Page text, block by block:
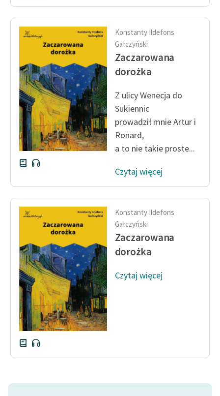
Popularyzacja
skandynawskiej literatury
feministycznej
Ręce pełne poezji
Kolekcje edukacyjne
twórców przechodzących
do domeny publicznej,
lektur szkolnych oraz
Starego Testamentu
Odkurzamy bohaterów
Lektur
O nas
Kontakt
O projekcie
Zespół
Zasady wykorzystania
Wolnych Lektur
Logotypy
Polityka prywatności
Konstanty Ildefons
Gałczyński
Zaczarowana
dorożka
Z ulicy Wenecja do
Sukiennic
prowadził mnie Artur i
Ronard,
a to nie takie proste...
Czytaj więcej
Konstanty Ildefons
Gałczyński
Zaczarowana
dorożka
Czytaj więcej